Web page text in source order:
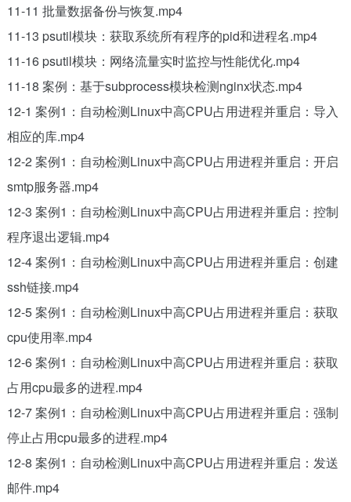
11-11 批量数据备份与恢复.mp4
11-13 psutil模块：获取系统所有程序的pid和进程名.mp4
11-16 psutil模块：网络流量实时监控与性能优化.mp4
11-18 案例：基于subprocess模块检测nginx状态.mp4
12-1 案例1：自动检测Linux中高CPU占用进程并重启：导入
相应的库.mp4
12-2 案例1：自动检测Linux中高CPU占用进程并重启：开启
smtp服务器.mp4
12-3 案例1：自动检测Linux中高CPU占用进程并重启：控制
程序退出逻辑.mp4
12-4 案例1：自动检测Linux中高CPU占用进程并重启：创建
ssh链接.mp4
12-5 案例1：自动检测Linux中高CPU占用进程并重启：获取
cpu使用率.mp4
12-6 案例1：自动检测Linux中高CPU占用进程并重启：获取
占用cpu最多的进程.mp4
12-7 案例1：自动检测Linux中高CPU占用进程并重启：强制
停止占用cpu最多的进程.mp4
12-8 案例1：自动检测Linux中高CPU占用进程并重启：发送
邮件.mp4